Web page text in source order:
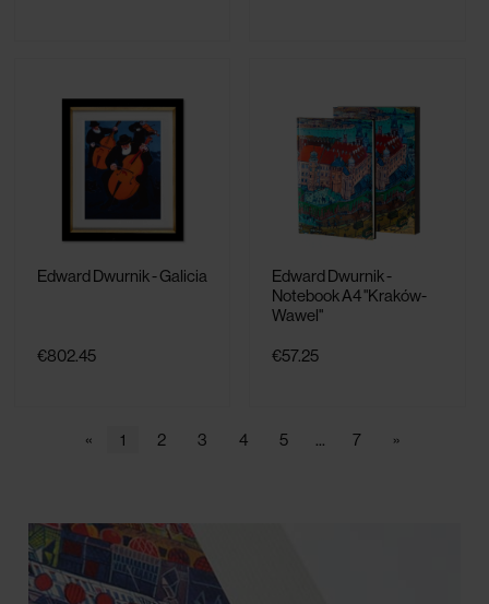
Edward Dwurnik - Galicia
€802.45
Edward Dwurnik -
Notebook A4 "Kraków-
Wawel"
€57.25
« 1 2 3 4 5 ... 7 »